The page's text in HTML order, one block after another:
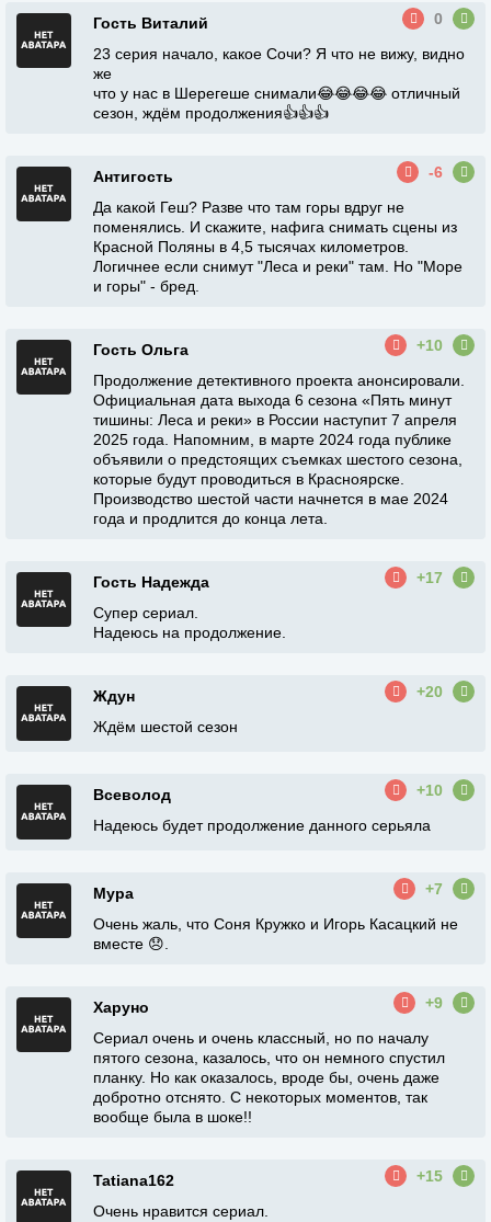
Гость Виталий
0
23 серия начало, какое Сочи? Я что не вижу, видно
же
что у нас в Шерегеше снимали😂😂😂😂 отличный
сезон, ждём продолжения👍👍👍
Антигость
-6
Да какой Геш? Разве что там горы вдруг не
поменялись. И скажите, нафига снимать сцены из
Красной Поляны в 4,5 тысячах километров.
Логичнее если снимут "Леса и реки" там. Но "Море
и горы" - бред.
Гость Ольга
+10
Продолжение детективного проекта анонсировали.
Официальная дата выхода 6 сезона «Пять минут
тишины: Леса и реки» в России наступит 7 апреля
2025 года. Напомним, в марте 2024 года публике
объявили о предстоящих съемках шестого сезона,
которые будут проводиться в Красноярске.
Производство шестой части начнется в мае 2024
года и продлится до конца лета.
Гость Надежда
+17
Супер сериал.
Надеюсь на продолжение.
Ждун
+20
Ждём шестой сезон
Всеволод
+10
Надеюсь будет продолжение данного серьяла
Мура
+7
Очень жаль, что Соня Кружко и Игорь Касацкий не
вместе 😞.
Харуно
+9
Сериал очень и очень классный, но по началу
пятого сезона, казалось, что он немного спустил
планку. Но как оказалось, вроде бы, очень даже
добротно отснято. С некоторых моментов, так
вообще была в шоке!!
Tatiana162
+15
Очень нравится сериал.